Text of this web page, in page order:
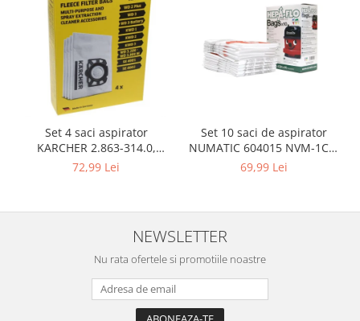
Incaltaminte barbati
Incaltaminte femei
Ochelari de soare
Ochelari de vedere
Gaming, Carti & Birotica
Birotica & Papetarie
Console, Jocuri & Accesorii
Ingrijire personala & Cosmetice
Accesorii aparate hair styling
Aparate & Accesorii ingrijire
Aparate cosmetice
Articole Sanatate si Wellness
Set 4 saci aspirator
KARCHER 2.863-314.0,
compatibil cu WD, KWD, SE
72,99 Lei
Set 10 saci de aspirator
NUMATIC 604015 NVM-1CH,
9L
69,99 Lei
NEWSLETTER
Nu rata ofertele si promotiile noastre